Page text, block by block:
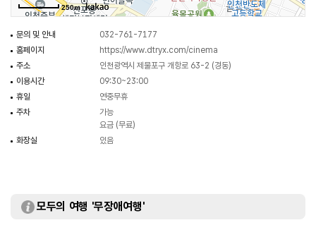
250m
문의 및 안내
032-761-7177
홈페이지
https://www.dtryx.com/cinema
주소
인천광역시 제물포구 개항로 63-2 (경동)
이용시간
09:30~23:00
휴일
연중무휴
주차
가능
요금 (무료)
화장실
있음
모두의 여행 '무장애여행'